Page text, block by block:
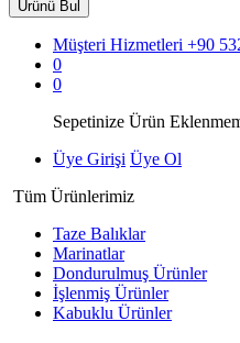
Ürünü Bul
Müşteri Hizmetleri +90
0
0
Sepetinize Ürün
Üye Girişi Üye Ol
Tüm Ürünlerimiz
Taze Balıklar
Marinatlar
Dondurulmuş Ürünler
İşlenmiş Ürünler
Kabuklu Ürünler